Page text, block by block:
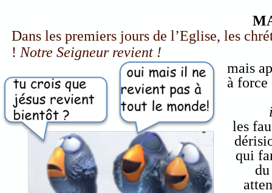
Dans les premiers jours de l’Eglise, les
! Notre Seigneur revient !
mais
à force
les
qui